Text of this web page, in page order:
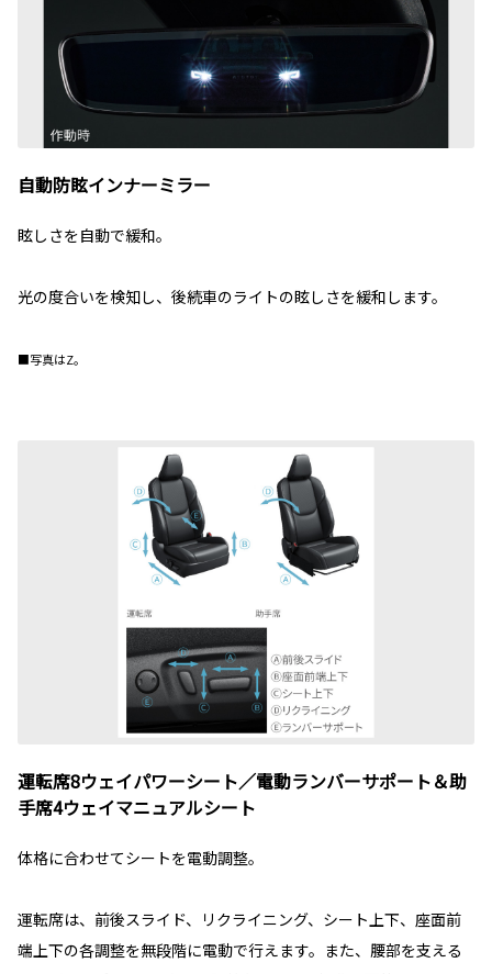
自動防眩インナーミラー
眩しさを自動で緩和。
光の度合いを検知し、後続車のライトの眩しさを緩和します。
■写真はZ。
運転席8ウェイパワーシート／電動ランバーサポート＆助
手席4ウェイマニュアルシート
体格に合わせてシートを電動調整。
運転席は、前後スライド、リクライニング、シート上下、座面前
端上下の各調整を無段階に電動で行えます。また、腰部を支える